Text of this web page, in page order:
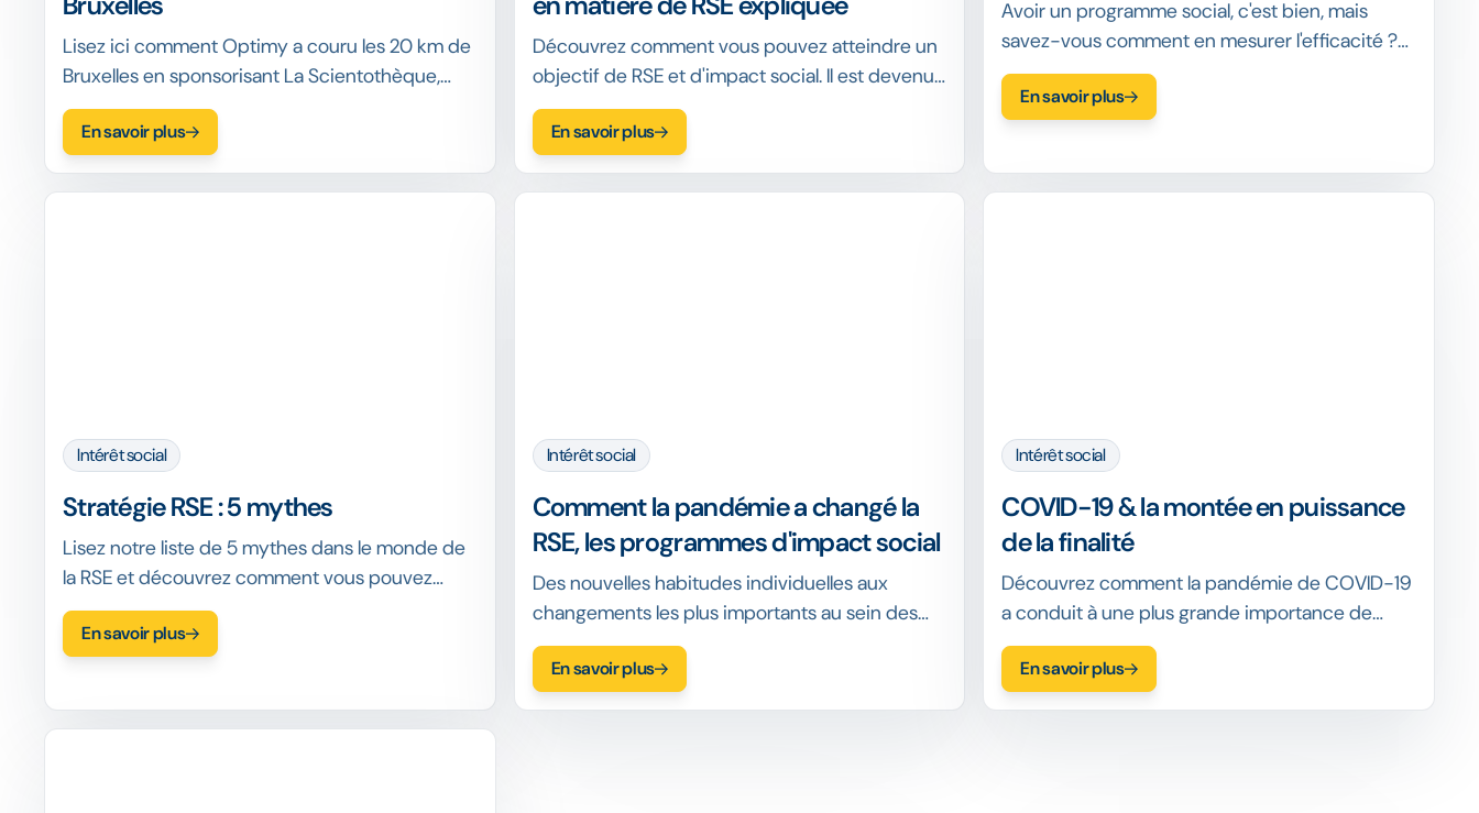
Lisez ici comment Optimy a couru les 20 km de
Bruxelles en sponsorisant La Scientothèque,
récoltant ainsi un peu plus de 750 € pour une
cause importante !
En savoir plus
Découvrez comment vous pouvez atteindre un
objectif de RSE et d'impact social. Il est devenu
plus important d'investir dans la RSE car les
attentes des clients l'exigent de plus en plus.
En savoir plus
Avoir un programme social, c'est bien, mais
savez-vous comment en mesurer l'efficacité ?
Pour comprendre comment mesurer
efficacement l'impact social, nous vous
En savoir plus
Intérêt social
Stratégie RSE : 5 mythes
Lisez notre liste de 5 mythes dans le monde de
la RSE et découvrez comment vous pouvez
améliorer la stratégie de votre organisation en
matière de RSE et augmenter votre impact
En savoir plus
Intérêt social
Comment la pandémie a changé la
RSE, les programmes d'impact social
Des nouvelles habitudes individuelles aux
changements les plus importants au sein des
entreprises, découvrez comment la pandémie
de COVID-19 a modifié les programmes de RSE
En savoir plus
Intérêt social
COVID-19 & la montée en puissance
de la finalité
Découvrez comment la pandémie de COVID-19
a conduit à une plus grande importance de
l'objet social pour les marques du monde entier.
En savoir plus